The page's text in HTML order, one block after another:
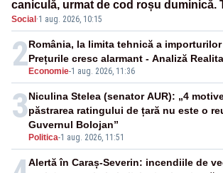
caniculă, urmat de cod roșu duminică.
urcă spre 40°C
Social ·1 aug. 2026, 10:15
2 Economie-1 aug. 2026, 11:36
România, la limita tehnică a
Prețurile cresc alarmant - Analiză
3
Politica-1 aug. 2026, 11:51
Niculina Stelea (senator AUR): „4
păstrarea ratingului de țară nu este o
Guvernul Bolojan”
Alertă în Caraș-Severin: incendiile de